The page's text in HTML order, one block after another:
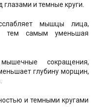
и темные круги.
мышцы лица,
тем самым уменьшая
сокращения,
глубину морщин,
и темными кругами